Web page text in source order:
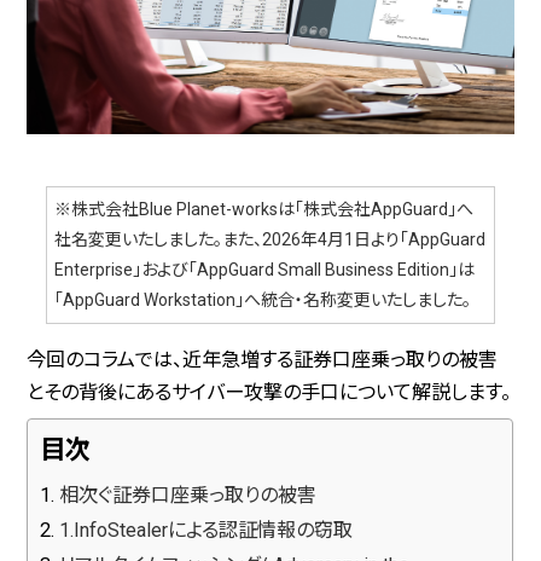
※株式会社Blue Planet-worksは「株式会社AppGuard」へ
社名変更いたしました。また、2026年4月1日より「AppGuard
Enterprise」および「AppGuard Small Business Edition」は
「AppGuard Workstation」へ統合・名称変更いたしました。
今回のコラムでは、近年急増する証券口座乗っ取りの被害
とその背後にあるサイバー攻撃の手口について解説します。
目次
相次ぐ証券口座乗っ取りの被害
1.InfoStealerによる認証情報の窃取